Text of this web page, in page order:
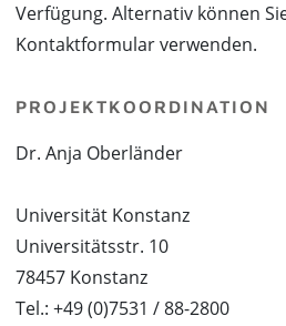
Verfügung. Alternativ können
Kontaktformular verwenden.
PROJEKTKOORDINATION
Dr. Anja Oberländer
Universität Konstanz
Universitätsstr. 10
78457 Konstanz
Tel.: +49 (0)7531 / 88-2800